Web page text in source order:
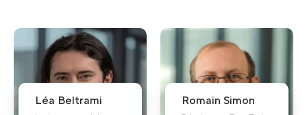
Léa Beltrami Romain Simon